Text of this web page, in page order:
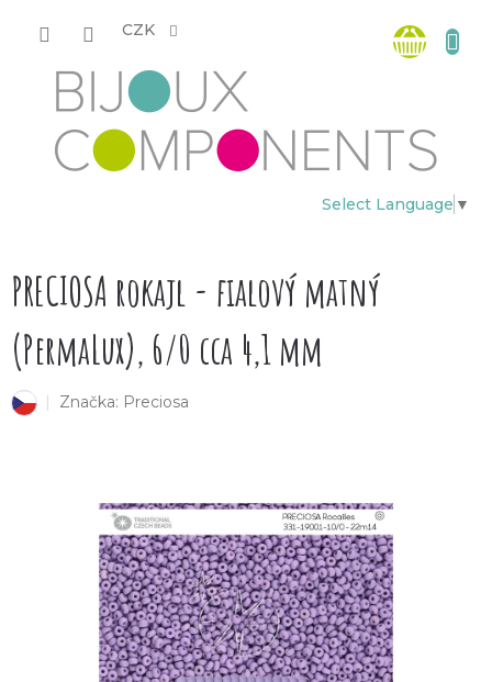
CZK
Select Language ▼
košík
PRECIOSA rokajl - fialový matný
(PermaLux), 6/0 cca 4,1 mm
Značka: Preciosa